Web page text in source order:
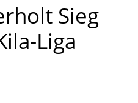
Sieg
Liga